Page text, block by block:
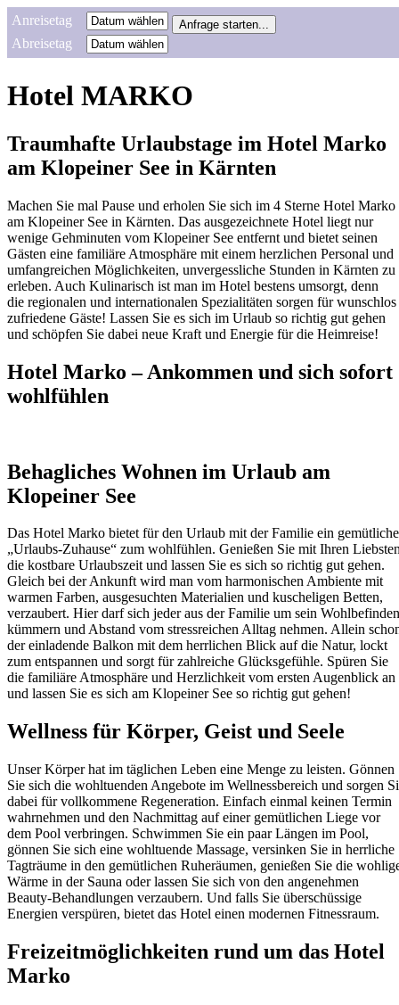
Anreisetag
Abreisetag
Hotel MARKO
Traumhafte Urlaubstage im Hotel Marko
am Klopeiner See in Kärnten
Machen Sie mal Pause und erholen Sie sich im 4 Sterne Hotel Marko
am Klopeiner See in Kärnten. Das ausgezeichnete Hotel liegt nur
wenige Gehminuten vom Klopeiner See entfernt und bietet seinen
Gästen eine familiäre Atmosphäre mit einem herzlichen Personal und
umfangreichen Möglichkeiten, unvergessliche Stunden in Kärnten zu
erleben. Auch Kulinarisch ist man im Hotel bestens umsorgt, denn
die regionalen und internationalen Spezialitäten sorgen für wunschlos
zufriedene Gäste! Lassen Sie es sich im Urlaub so richtig gut gehen
und schöpfen Sie dabei neue Kraft und Energie für die Heimreise!
Hotel Marko – Ankommen und sich sofort
wohlfühlen
Behagliches Wohnen im Urlaub am
Klopeiner See
Das Hotel Marko bietet für den Urlaub mit der Familie ein
„Urlaubs-Zuhause“ zum wohlfühlen. Genießen Sie mit Ihren
die kostbare Urlaubszeit und lassen Sie es sich so richtig gut gehen.
Gleich bei der Ankunft wird man vom harmonischen Ambiente mit
warmen Farben, ausgesuchten Materialien und kuscheligen Betten,
verzaubert. Hier darf sich jeder aus der Familie um sein Wohlbefinden
kümmern und Abstand vom stressreichen Alltag nehmen. Allein
der einladende Balkon mit dem herrlichen Blick auf die Natur, lockt
zum entspannen und sorgt für zahlreiche Glücksgefühle. Spüren Sie
die familiäre Atmosphäre und Herzlichkeit vom ersten Augenblick an
und lassen Sie es sich am Klopeiner See so richtig gut gehen!
Wellness für Körper, Geist und Seele
Unser Körper hat im täglichen Leben eine Menge zu leisten. Gönnen
Sie sich die wohltuenden Angebote im Wellnessbereich und sorgen
dabei für vollkommene Regeneration. Einfach einmal keinen Termin
wahrnehmen und den Nachmittag auf einer gemütlichen Liege vor
dem Pool verbringen. Schwimmen Sie ein paar Längen im Pool,
gönnen Sie sich eine wohltuende Massage, versinken Sie in herrliche
Tagträume in den gemütlichen Ruheräumen, genießen Sie die
Wärme in der Sauna oder lassen Sie sich von den angenehmen
Beauty-Behandlungen verzaubern. Und falls Sie überschüssige
Energien verspüren, bietet das Hotel einen modernen Fitnessraum.
Freizeitmöglichkeiten rund um das Hotel
Marko